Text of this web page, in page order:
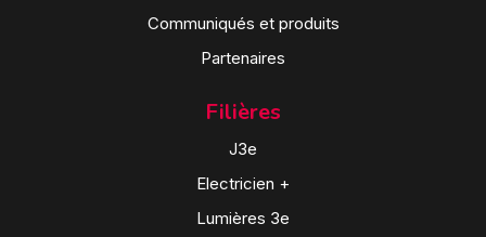
Communiqués et produits
Partenaires
Filières
J3e
Electricien +
Lumières 3e